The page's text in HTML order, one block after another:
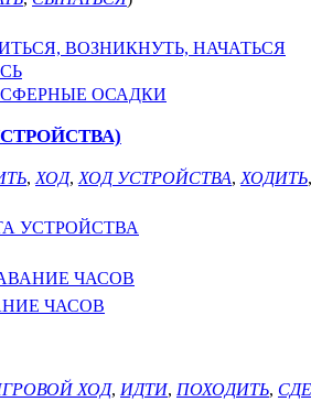
ВОЗНИКНУТЬ, НАЧАТЬСЯ
ОСАДКИ
, ХОД, ХОД УСТРОЙСТВА, ХОДИТЬ
УСТРОЙСТВА
ЧАСОВ
ЧАСОВ
ХОД, ИДТИ, ПОХОДИТЬ,